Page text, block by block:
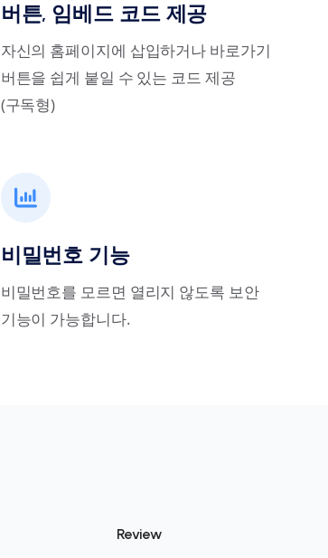
버튼, 임베드 코드 제공
자신의 홈페이지에 삽입하거나 바로가기
버튼을 쉽게 붙일 수 있는 코드 제공
(구독형)
비밀번호 기능
비밀번호를 모르면 열리지 않도록 보안
기능이 가능합니다.
Review